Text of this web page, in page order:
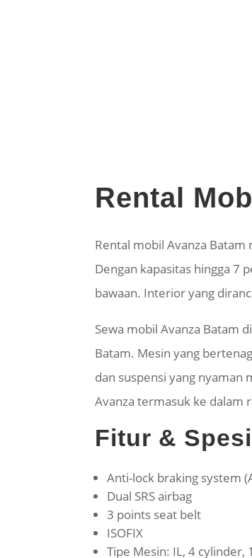
Rental
Rental mobil Avanza
Dengan kapasitas hingga 7
bawaan. Interior yang
Sewa mobil Avanza Batam
Batam. Mesin yang
dan suspensi yang nyaman
Avanza termasuk ke dalam
Fitur &
Anti-lock braking system
Dual SRS airbag
3 points seat belt
ISOFIX
Tipe Mesin: IL, 4 cylinder,